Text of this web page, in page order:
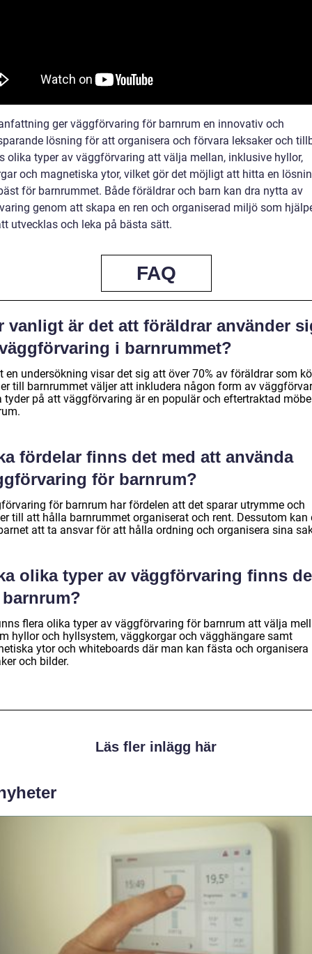
ger väggförvaring för barnrum en innovativ och
lösning för att organisera och förvara leksaker och
olika typer av väggförvaring att välja mellan, inklusive hyllor,
och magnetiska ytor, vilket gör det möjligt att hitta en
för barnrummet. Både föräldrar och barn kan dra nytta av
genom att skapa en ren och organiserad miljö som
utvecklas och leka på bästa sätt.
FAQ
vanligt är det att föräldrar använder
i barnrummet?
en undersökning visar det sig att över 70% av föräldrar som
till barnrummet väljer att inkludera någon form av
tyder på att väggförvaring är en populär och eftertraktad
fördelar finns det med att använda
för barnrum?
för barnrum har fördelen att det sparar utrymme och
till att hålla barnrummet organiserat och rent. Dessutom kan
att ta ansvar för att hålla ordning och organisera sina
olika typer av väggförvaring finns
flera olika typer av väggförvaring för barnrum att välja
hyllor och hyllsystem, väggkorgar och vägghängare samt
ytor och whiteboards där man kan fästa och organisera
och bilder.
Läs fler inlägg här